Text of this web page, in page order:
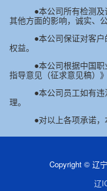
●本公司所有检测
其他方面的影响，诚实、
●本公司保证对客
权益。
●本公司根据中国
指导意见（征求意见稿）
●本公司员工如有
理。
●对以上各项承诺，
Copyright © 辽
辽